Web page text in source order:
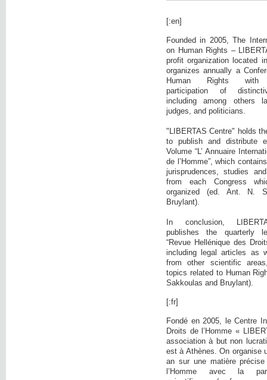
[:en]
Founded in 2005, The
on Human Rights –
profit organization located
organizes annually a
Human Rights with
participation of
including among others
judges, and politicians.
"LIBERTAS Centre" holds
to publish and distribute
Volume “L’ Annuaire
de l’Homme”, which
jurisprudences, studies
from each Congress
organized (ed. Ant. N.
Bruylant).
In conclusion,
publishes the quarterly
“Revue Hellénique des
including legal articles as
from other scientific
topics related to Human
Sakkoulas and Bruylant).
[:fr]
Fondé en 2005, le Centre
Droits de l’Homme «
association à but non
est à Athènes. On organise
an sur une matière
l’Homme avec la